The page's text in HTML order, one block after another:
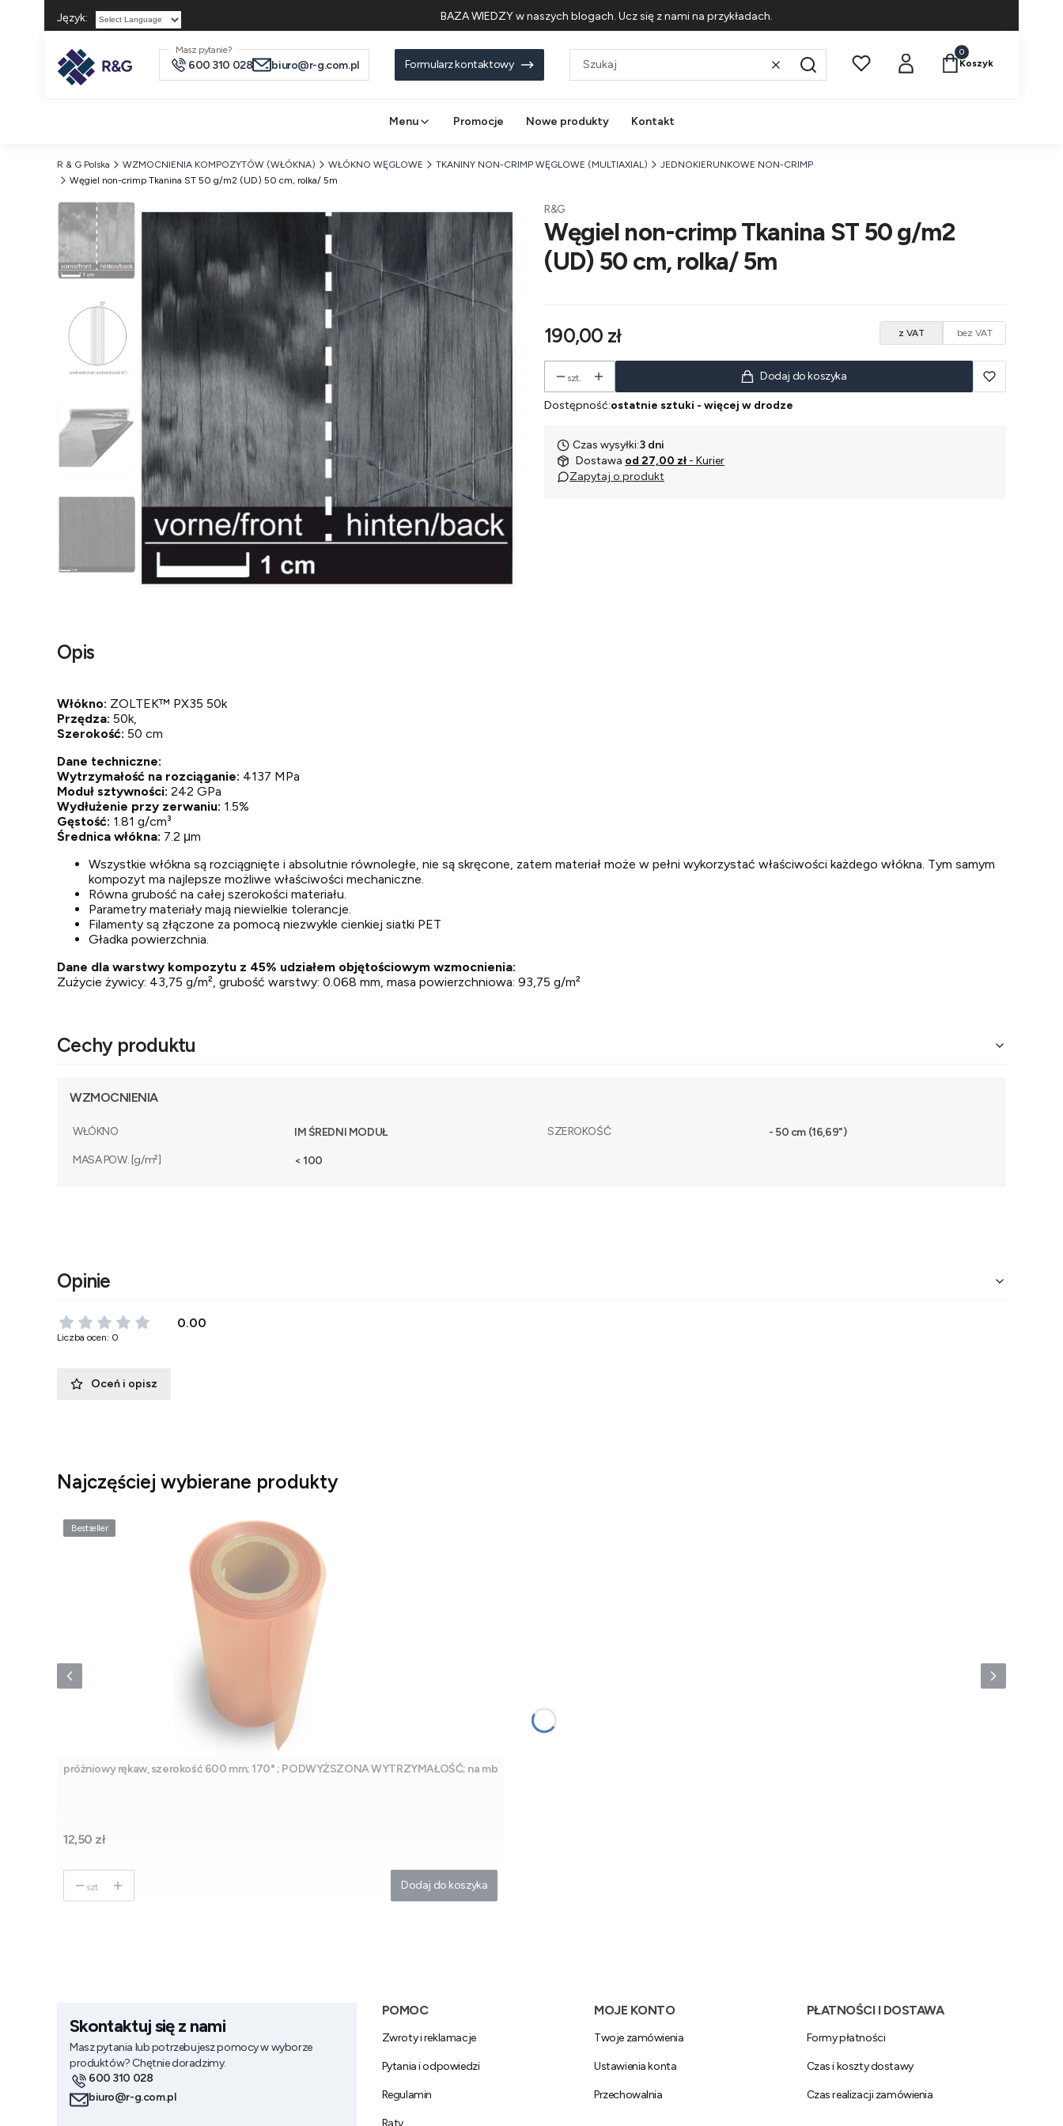
Język:
Powered by
BAZA WIEDZY w naszych blogach. Ucz się z nami na przykładach.
Masz pytanie?
600 310 028 biuro@r-g.com.pl Formularz kontaktowy WyczyśćSzukaj
Produkty w koszyku:
Koszyk
Menu Promocje Nowe produkty Kontakt
R & G Polska WZMOCNIENIA KOMPOZYTÓW (WŁÓKNA) WŁÓKNO WĘGLOWE TKANINY NON-CRIMP WĘGLOWE (MULTIAXIAL)
JEDNOKIERUNKOWE NON-CRIMP
Węgiel non-crimp Tkanina ST 50 g/m2 (UD) 50 cm, rolka/ 5m
R&G
Węgiel non-crimp Tkanina ST 50 g/m2
(UD) 50 cm, rolka/ 5m
z VAT bez VAT
Cena
190,00 zł
szt. Dodaj do koszyka
Dostępność:ostatnie sztuki - więcej w drodze
Czas wysyłki:3 dni
Dostawa od 27,00 zł - Kurier
Zapytaj o produkt
Opis
Włókno: ZOLTEK™ PX35 50k
Przędza: 50k,
Szerokość: 50 cm
Dane techniczne:
Wytrzymałość na rozciąganie: 4137 MPa
Moduł sztywności: 242 GPa
Wydłużenie przy zerwaniu: 1.5%
Gęstość: 1.81 g/cm³
Średnica włókna: 7.2 μm
Wszystkie włókna są rozciągnięte i absolutnie równoległe, nie są skręcone, zatem materiał może w pełni wykorzystać właściwości każdego włókna. Tym samym
kompozyt ma najlepsze możliwe właściwości mechaniczne.
Równa grubość na całej szerokości materiału.
Parametry materiały mają niewielkie tolerancje.
Filamenty są złączone za pomocą niezwykle cienkiej siatki PET
Gładka powierzchnia.
Dane dla warstwy kompozytu z 45% udziałem objętościowym wzmocnienia:
Zużycie żywicy: 43,75 g/m², grubość warstwy: 0.068 mm, masa powierzchniowa: 93,75 g/m²
Cechy produktu
WZMOCNIENIA
WŁÓKNO IM ŚREDNI MODUŁ SZEROKOŚĆ - 50 cm (16,69")
MASA POW. [g/m²] < 100
Opinie
0.00
Liczba ocen: 0
Oceń i opisz
Najczęściej wybierane produkty
Bestseller
próżniowy rękaw, szerokość 600 mm; 170° ; PODWYŻSZONA WYTRZYMAŁOŚĆ; na mb
Cena
12,50 zł
szt. Dodaj do koszyka
Skontaktuj się z nami
Masz pytania lub potrzebujesz pomocy w wyborze
produktów? Chętnie doradzimy.
600 310 028
biuro@r-g.com.pl
Linki w stopce
POMOC
Zwroty i reklamacje
Pytania i odpowiedzi
Regulamin
Raty
MOJE KONTO
Twoje zamówienia
Ustawienia konta
Przechowalnia
PŁATNOŚCI I DOSTAWA
Formy płatności
Czas i koszty dostawy
Czas realizacji zamówienia